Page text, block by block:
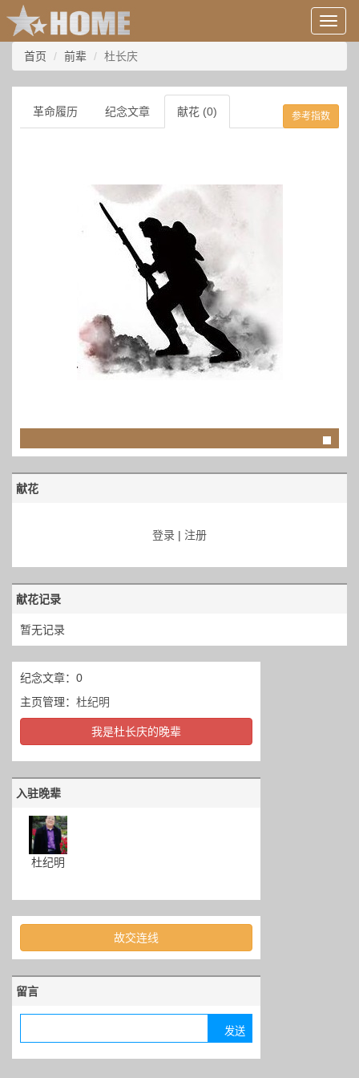
用
户
息/
登
录
等
首页 前辈 杜长庆
革命履历 纪念文章 献花 (0) 参考指数
献花
登录 | 注册
献花记录
暂无记录
纪念文章：0
主页管理： 杜纪明
我是杜长庆的晚辈
入驻晚辈
杜纪明
故交连线
留言